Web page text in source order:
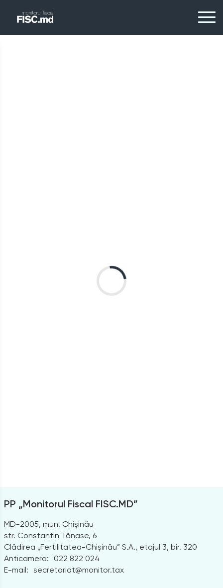
PP „Monitorul Fiscal FISC.MD”
MD-2005, mun. Chișinău
str. Constantin Tănase, 6
Clădirea „Fertilitatea-Chișinău” S.A., etajul 3, bir. 320
Anticamera:
022 822 024
E-mail: secretariat@monitor.tax